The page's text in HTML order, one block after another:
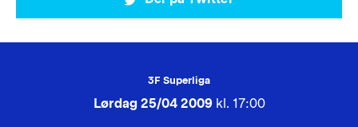
3F Superliga
Lørdag 25/04 2009kl. 17:00